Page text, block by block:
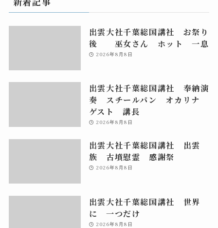
出雲大社千葉総国講社 お祭り
後 巫女さん ホット 一息
2026年8月8日
出雲大社千葉総国講社 奉納演
奏 スチールパン オカリナ
ゲスト 講長
2026年8月8日
出雲大社千葉総国講社 出雲
族 古墳慰霊 感謝祭
2026年8月8日
出雲大社千葉総国講社 世界
に 一つだけ
2026年8月8日